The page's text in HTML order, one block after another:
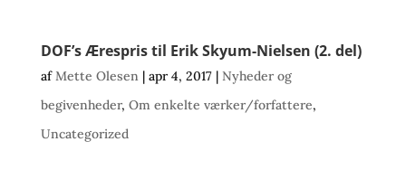
DOF’s Ærespris til Erik Skyum-Nielsen (2. del)
afMette Olesen| apr 4, 2017| Nyheder og
begivenheder, Om enkelte værker/forfattere,
Uncategorized